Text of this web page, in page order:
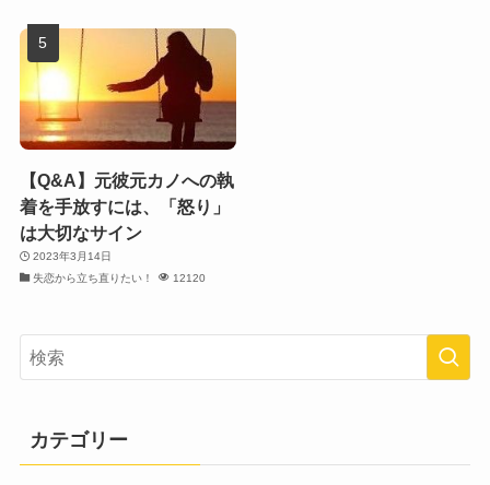
【Q&A】元彼元カノへの執
着を手放すには、「怒り」
は大切なサイン
2023年3月14日
失恋から立ち直りたい！
12120
カテゴリー